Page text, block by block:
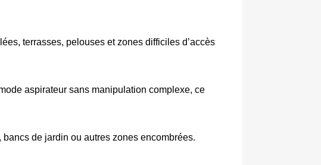
terrasses, pelouses et zones difficiles d’accès
aspirateur sans manipulation complexe, ce
de jardin ou autres zones encombrées.